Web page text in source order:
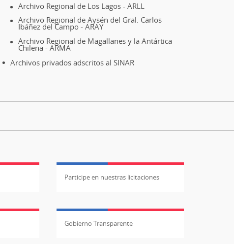
Archivo Regional de Los Lagos - ARLL
Archivo Regional de Aysén del Gral. Carlos
Ibáñez del Campo - ARAY
Archivo Regional de Magallanes y la Antártica
Chilena - ARMA
Archivos privados adscritos al SINAR
Participe en nuestras licitaciones
Gobierno Transparente